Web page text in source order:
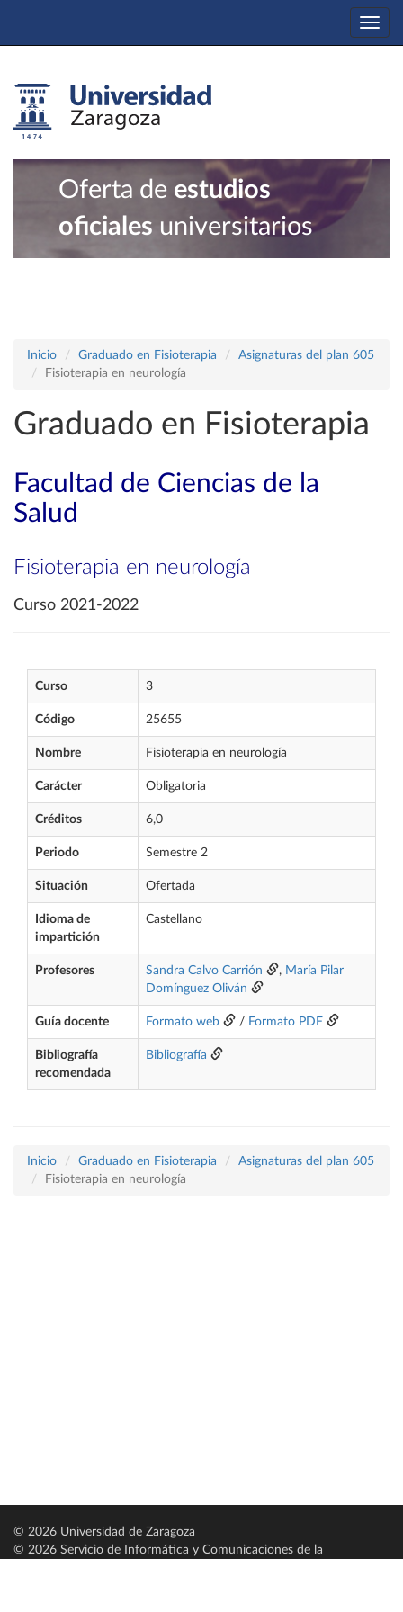
Oferta de estudios
oficiales universitarios
Inicio Graduado en Fisioterapia
Asignaturas del plan 605
Fisioterapia en neurología
Graduado en Fisioterapia
Facultad de Ciencias de la
Salud
Fisioterapia en neurología
Curso 2021-2022
Curso 3
Código 25655
Nombre Fisioterapia en neurología
Carácter Obligatoria
Créditos 6,0
Periodo Semestre 2
Situación Ofertada
Idioma de
impartición
Castellano
Profesores Sandra Calvo Carrión , María Pilar
Domínguez Oliván
Guía docente Formato web / Formato PDF
Bibliografía
recomendada
Bibliografía
Inicio Graduado en Fisioterapia
Asignaturas del plan 605
Fisioterapia en neurología
© 2026 Universidad de Zaragoza
© 2026 Servicio de Informática y Comunicaciones de la